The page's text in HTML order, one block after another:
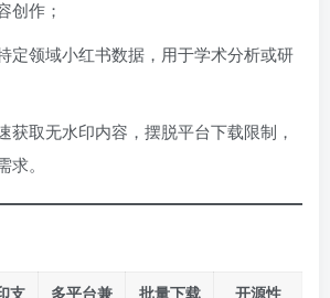
创作；
定领域小红书数据，用于学术分析或研
获取无水印内容，摆脱平台下载限制，
。
支
多平台兼
批量下载 开源性